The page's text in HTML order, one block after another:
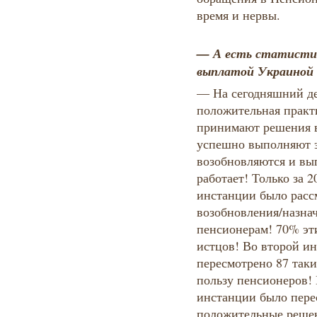
время и нервы.
— А есть
выплатой Украиной
— На сегодняшний
положительная
принимают решения
успешно выполняют
возобновляются и
работает! Только за
инстанции было
возобновления/
пенсионерам! 70%
истцов! Во второй
пересмотрено 87
пользу
инстанции было
положительные